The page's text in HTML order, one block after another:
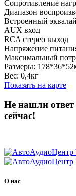
Сопротивление
Диапазон
Встроенный
AUX вход
RCA стерео выход
Напряжение
Максимальный
Размеры:
Вес: 0,4кг
Показать на карте
Не нашли ответ
сейчас!
О нас